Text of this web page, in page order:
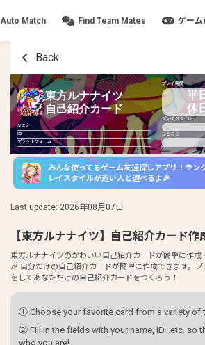
Auto Match Find Team Mates ゲーム
Back
東方ルナナイツ
自己紹介カード
なまえ
ID
プラットフォーム
プレイ時間
平
休
プレイスタイル
ひとこと
みんな使ってるゲーム友達探しアプリ！ラン
レイスタイルが近い人と遊べるよ🎉
Last update: 2026年08月07日
【東方ルナナイツ】自己紹介カード作
東方ルナナイツのかわいい自己紹介カードが簡単に作
🎉 自分だけの自己紹介カードが簡単に作成できます。
をしてあなただけの自己紹介カードをつくろう！
① Choose your favorite card from a variety of
② Fill in the fields with your name, ID...etc. so
who you are!